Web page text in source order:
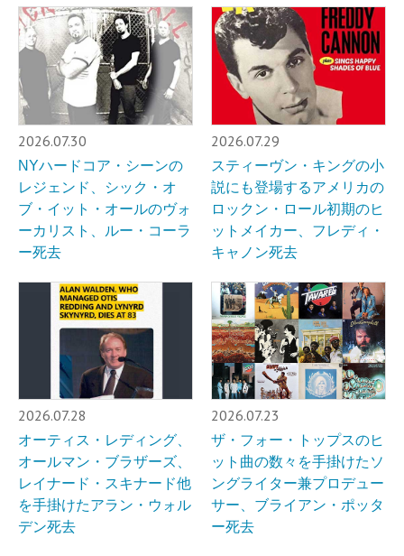
2026.07.30
NYハードコア・シーンの
レジェンド、シック・オ
ブ・イット・オールのヴォ
ーカリスト、ルー・コーラ
ー死去
2026.07.29
スティーヴン・キングの小
説にも登場するアメリカの
ロックン・ロール初期のヒ
ットメイカー、フレディ・
キャノン死去
2026.07.28
オーティス・レディング、
オールマン・ブラザーズ、
レイナード・スキナード他
を手掛けたアラン・ウォル
デン死去
2026.07.23
ザ・フォー・トップスのヒ
ット曲の数々を手掛けたソ
ングライター兼プロデュー
サー、ブライアン・ポッタ
ー死去